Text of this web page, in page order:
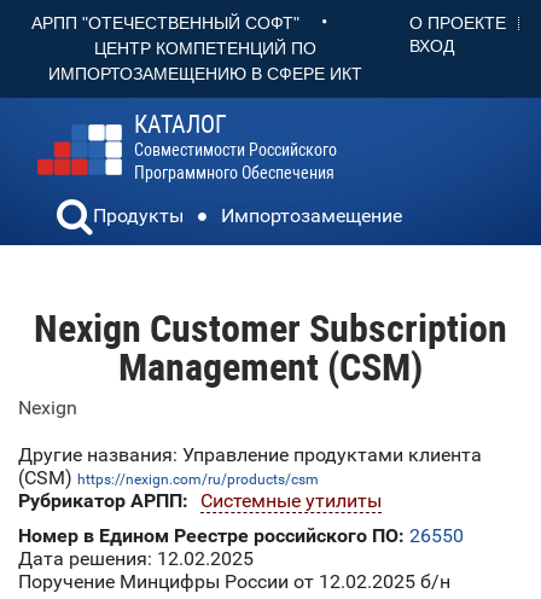
АРПП "ОТЕЧЕСТВЕННЫЙ СОФТ" •
ЦЕНТР КОМПЕТЕНЦИЙ ПО
ИМПОРТОЗАМЕЩЕНИЮ В СФЕРЕ ИКТ
О ПРОЕКТЕ
ВХОД
КАТАЛОГ
Совместимости Российского
Программного Обеспечения
Продукты Импортозамещение
Nexign Customer Subscription
Management (CSM)
Nexign
Другие названия: Управление продуктами клиента
(CSM) https://nexign.com/ru/products/csm
Рубрикатор АРПП:
Системные утилиты
Номер в Едином Реестре российского ПО: 26550
Дата решения: 12.02.2025
Поручение Минцифры России от 12.02.2025 б/н